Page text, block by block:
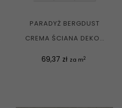
PARADYŻ BERGDUST
CREMA ŚCIANA DEKOR
Cena
69,37 zł za m2